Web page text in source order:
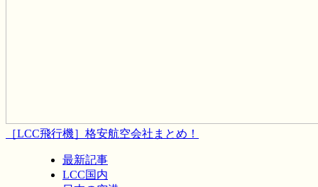
［LCC飛行機］格安航空会社まとめ！
最新記事
LCC国内